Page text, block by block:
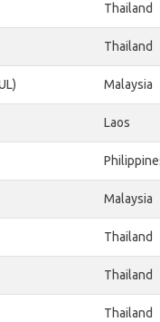
Thailand
Thailand
Malaysia
Laos
Malaysia
Thailand
Thailand
Thailand